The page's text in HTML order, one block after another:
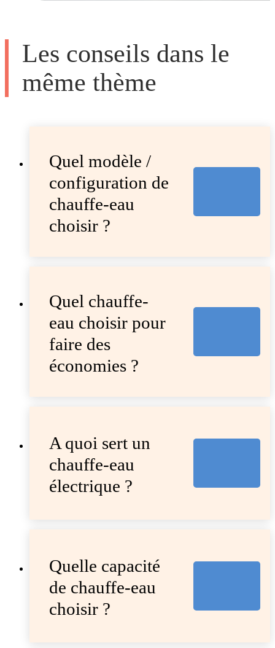
Les conseils dans le
même thème
Quel modèle /
configuration de
chauffe-eau
choisir ?
Quel chauffe-
eau choisir pour
faire des
économies ?
A quoi sert un
chauffe-eau
électrique ?
Quelle capacité
de chauffe-eau
choisir ?